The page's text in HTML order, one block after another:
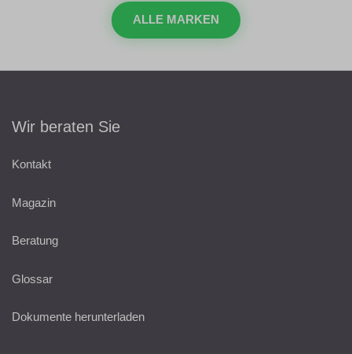
ALLE MARKEN
Wir beraten Sie
Kontakt
Magazin
Beratung
Glossar
Dokumente herunterladen